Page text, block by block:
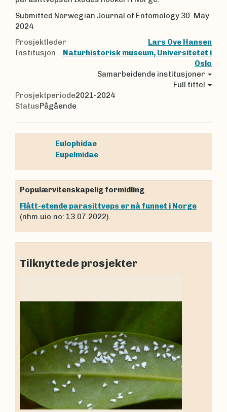
Submitted Norwegian Journal of Entomology 30. May
2024
Prosjektleder
Lars Ove Hansen
Institusjon
Naturhistorisk museum, Universitetet i
Oslo
Samarbeidende institusjoner
Full tittel
Prosjektperiode2021-2024
StatusPågående
Eulophidae
Eupelmidae
Populærvitenskapelig formidling
Flått-etende parasittveps er nå funnet i Norge
(nhm.uio.no: 13.07.2022).
Tilknyttede prosjekter